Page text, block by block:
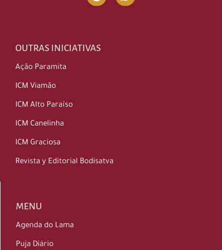
OUTRAS INICIATIVAS
Ação Paramita
ICM Viamão
ICM Alto Paraíso
ICM Canelinha
ICM Graciosa
Revista y Editorial Bodisatva
MENU
Agenda do Lama
Puja Diário